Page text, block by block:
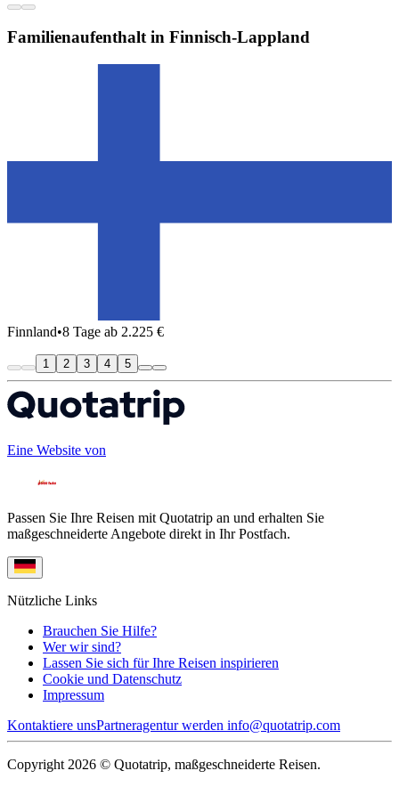
Familienaufenthalt in Finnisch-Lappland
Finnland•8 Tage ab 2.225 €
1 2 3 4 5
Eine Website von
Passen Sie Ihre Reisen mit Quotatrip an und erhalten Sie
maßgeschneiderte Angebote direkt in Ihr Postfach.
Nützliche Links
Brauchen Sie Hilfe?
Wer wir sind?
Lassen Sie sich für Ihre Reisen inspirieren
Cookie und Datenschutz
Impressum
Kontaktiere unsPartneragentur werden info@quotatrip.com
Copyright 2026 © Quotatrip, maßgeschneiderte Reisen.